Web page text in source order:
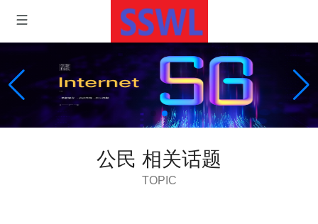
公民 相关话题
TOPIC